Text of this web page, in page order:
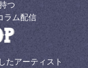
つ
ラム配信
たアーティスト